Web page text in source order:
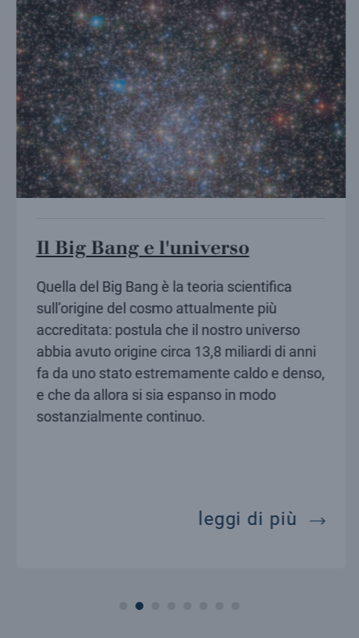
cdm, il modello standard della
Il Big Bang e l'universo
Quella del Big Bang è la teoria scientifica
sull’origine del cosmo attualmente più
accreditata: postula che il nostro universo
abbia avuto origine circa 13,8 miliardi di anni
fa da uno stato estremamente caldo e denso,
e che da allora si sia espanso in modo
sostanzialmente continuo.
leggi di più il big